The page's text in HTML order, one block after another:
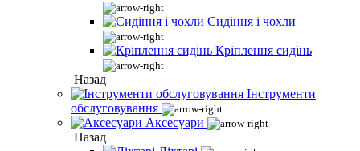
Сидіння і чохли
Кріплення сидінь
Назад
Інструменти
обслуговування
Аксесуари
Назад